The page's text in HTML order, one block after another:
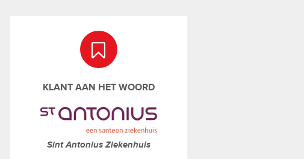
KLANT AAN HET WOORD
Sint Antonius Ziekenhuis